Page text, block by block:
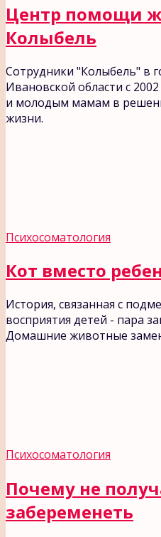
Центр помощи
Колыбель
Сотрудники "Колыбель" в
Ивановской области с
и молодым мамам в
жизни.
Психосоматология
Кот вместо
История, связанная с
восприятия детей - пара
Домашние животные
Психосоматология
Почему не
забеременеть